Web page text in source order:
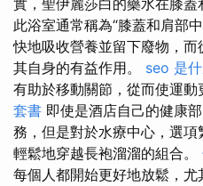
實，聖伊麗莎白的藥水在膝
此浴室通常稱為“膝蓋和肩部中
快地吸收營養並留下廢物，
其自身的有益作用。 seo 是
有助於移動關節，從而使運動
套書 即使是酒店自己的健康
務，但是對於水療中心，選
輕鬆地穿越長袍溜溜的組合。
每個人都開始更好地放鬆，